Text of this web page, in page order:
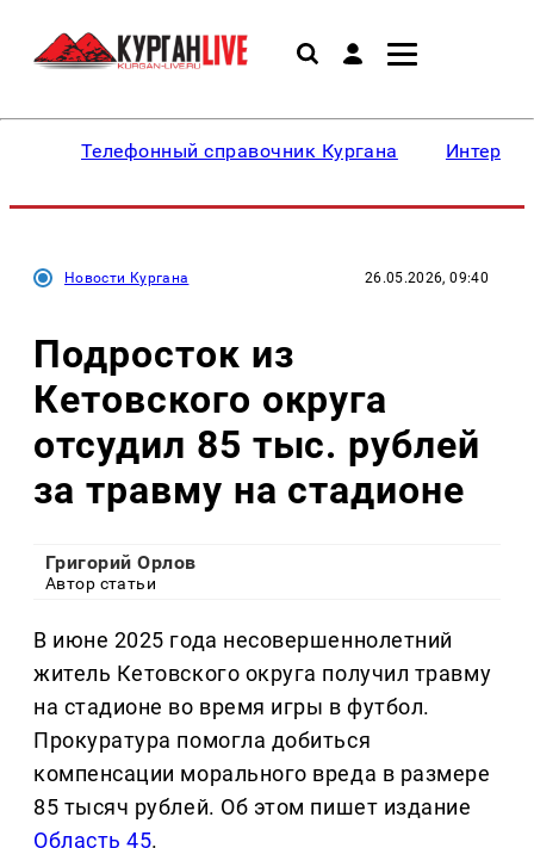
Телефонный справочник Кургана
Новости Кургана 26.05.2026, 09:40
Подросток из
Кетовского округа
отсудил 85 тыс. рублей
за травму на стадионе
Григорий Орлов
Автор статьи
В июне 2025 года несовершеннолетний
житель Кетовского округа получил травму
на стадионе во время игры в футбол.
Прокуратура помогла добиться
компенсации морального вреда в размере
85 тысяч рублей. Об этом пишет издание
Область 45.